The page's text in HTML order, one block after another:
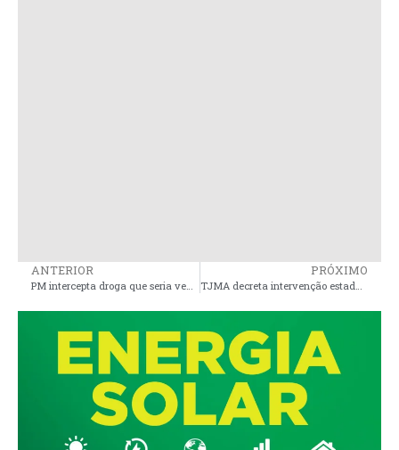
ANTERIOR
PM intercepta droga que seria vendida no festejo de São Sebastião em Alcântara
PRÓXIMO
TJMA decreta intervenção estadual em Turilândia